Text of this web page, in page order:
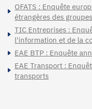
OFATS : Enquête
étrangères des
TIC Entreprises :
l'information et de la
EAE BTP : Enquête
EAE Transport :
transports